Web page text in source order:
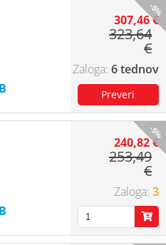
-5%
307,46 €
323,64
€
6 tednov
-5%
240,82 €
253,49
€
3